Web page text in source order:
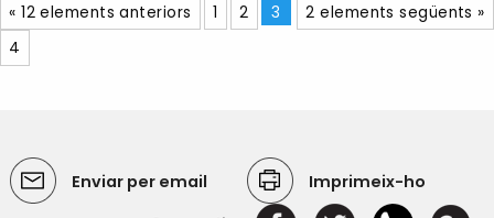
« 12 elements anteriors 2 elements següents »
1 2
3
4
Enviar per email Imprimeix-ho